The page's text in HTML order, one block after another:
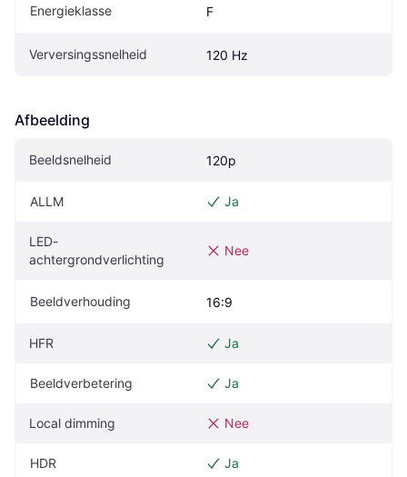
Energieklasse F
Verversingssnelheid 120 Hz
Afbeelding
Beeldsnelheid 120p
ALLM Ja
LED-
achtergrondverlichting
Nee
Beeldverhouding 16:9
HFR Ja
Beeldverbetering Ja
Local dimming Nee
HDR Ja